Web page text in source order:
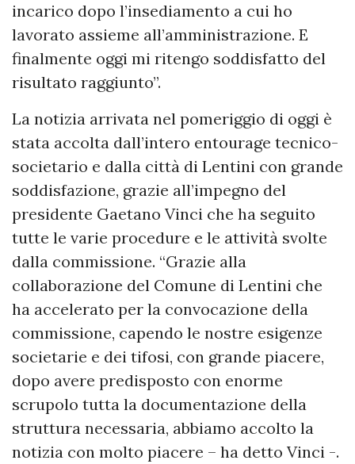
incarico dopo l’insediamento a cui ho
lavorato assieme all’amministrazione. E
finalmente oggi mi ritengo soddisfatto del
risultato raggiunto”.
La notizia arrivata nel pomeriggio di oggi è
stata accolta dall’intero entourage tecnico-
societario e dalla città di Lentini con grande
soddisfazione, grazie all’impegno del
presidente Gaetano Vinci che ha seguito
tutte le varie procedure e le attività svolte
dalla commissione. “Grazie alla
collaborazione del Comune di Lentini che
ha accelerato per la convocazione della
commissione, capendo le nostre esigenze
societarie e dei tifosi, con grande piacere,
dopo avere predisposto con enorme
scrupolo tutta la documentazione della
struttura necessaria, abbiamo accolto la
notizia con molto piacere – ha detto Vinci -.